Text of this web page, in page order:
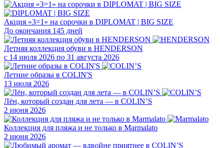
Акция «3=1» на сорочки в DIPLOMAT | BIG SIZE
До окончания 145 дней
Летняя коллекция обуви в HENDERSON
с 14 июля 2026 по 31 августа 2026
Летние образы в COLIN'S
13 июля 2026
Лён, который создан для лета — в COLIN’S
2 июня 2026
Коллекция для пляжа и не только в Marmalato
2 июня 2026